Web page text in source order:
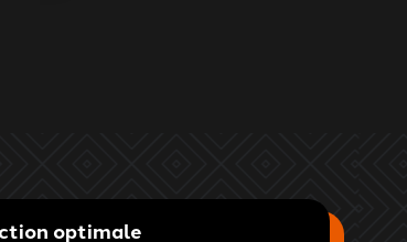
optimale